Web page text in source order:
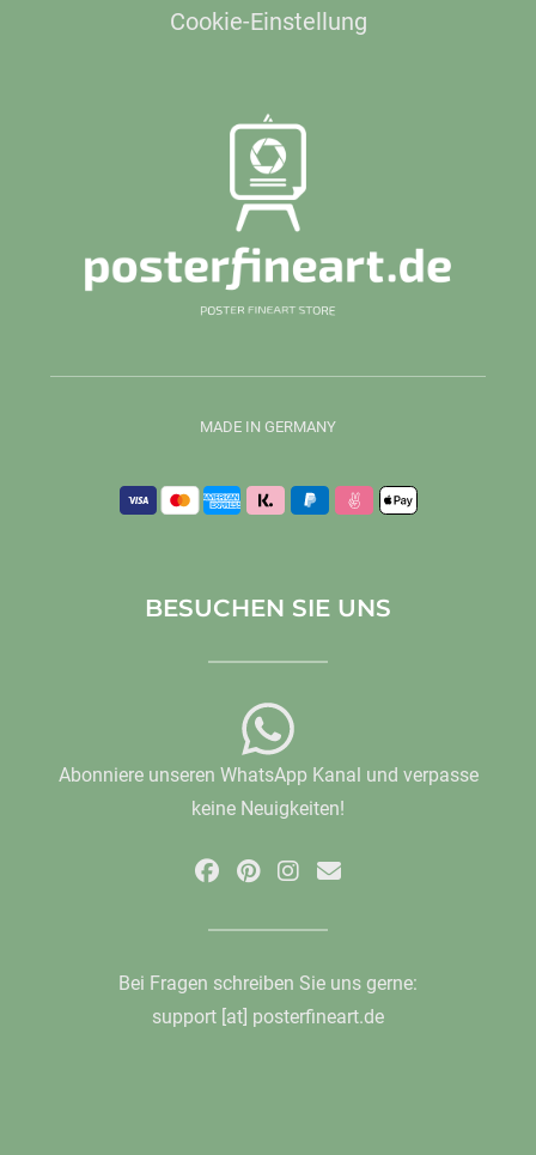
Cookie-Einstellung
MADE IN GERMANY
BESUCHEN SIE UNS
Abonniere unseren WhatsApp Kanal und verpasse
keine Neuigkeiten!
Bei Fragen schreiben Sie uns gerne:
support [at] posterfineart.de